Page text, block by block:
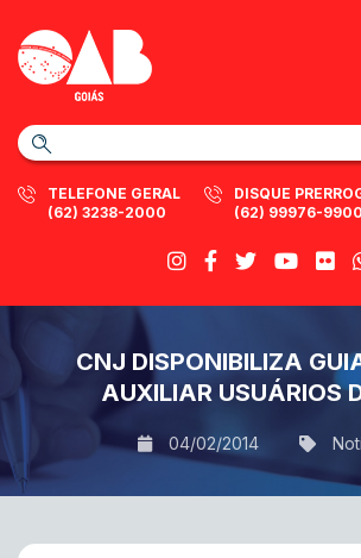
TELEFONE GERAL
(62) 3238-2000
DISQUE
(62) 99976-9900
CNJ DISPONIBILIZA
AUXILIAR USUÁRIOS
04/02/2014